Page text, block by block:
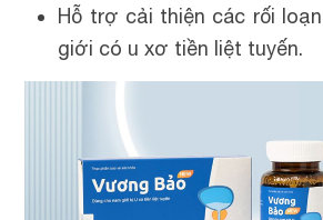
Hỗ trợ cải thiện các rối
giới có u xơ tiền liệt tuyến.